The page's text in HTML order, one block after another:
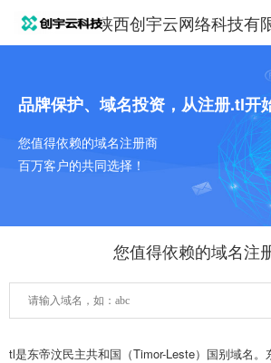
陕西创宇云网络科技有
品牌保护、域名投资，从注册.tl开
您值得依赖的域名注册商
百万客户的共同选择！
您值得依赖的域名注
tl是东帝汶民主共和国（Timor-Leste）国别域名